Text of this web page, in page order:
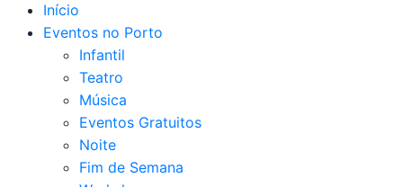
Início
Eventos no Porto
Infantil
Teatro
Música
Eventos Gratuitos
Noite
Fim de Semana